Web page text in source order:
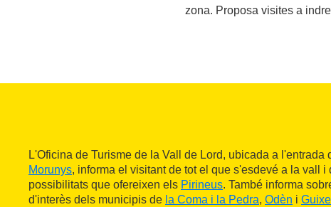
zona. Proposa visites a
L'Oficina de Turisme de la Vall de Lord, ubicada a l'entrada
Morunys, informa el visitant de tot el que s'esdevé a la vall i
possibilitats que ofereixen els Pirineus. També informa
d'interès dels municipis de la Coma i la Pedra, Odèn i